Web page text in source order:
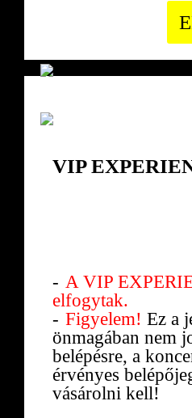
VIP
A VIP
elfogytak.
Figyelem! Ez a
önmagában nem
belépésre, a
érvényes
vásárolni kell!